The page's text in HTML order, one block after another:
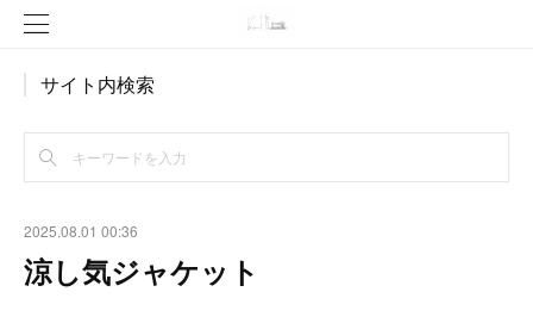
サイト内検索
2025.08.01 00:36
涼し気ジャケット